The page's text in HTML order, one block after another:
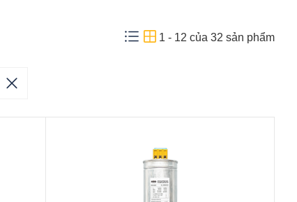
1 - 12 của 32 sản phẩm